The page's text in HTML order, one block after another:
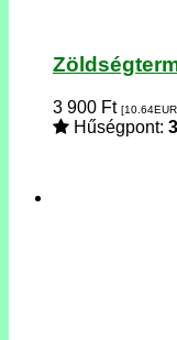
3 900 Ft [10.64EUR
Hűségpont: